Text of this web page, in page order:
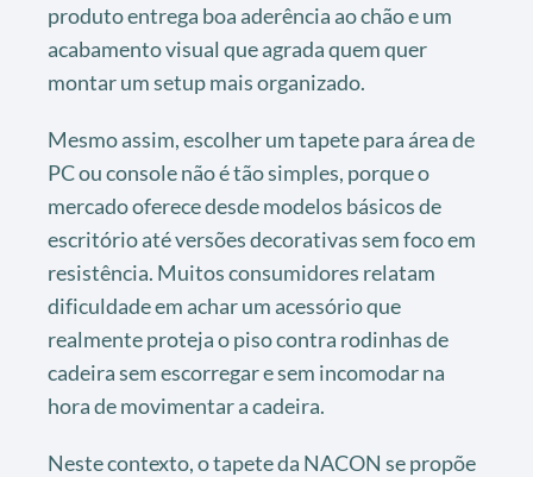
produto entrega boa aderência ao chão e um
acabamento visual que agrada quem quer
montar um setup mais organizado.
Mesmo assim, escolher um tapete para área de
PC ou console não é tão simples, porque o
mercado oferece desde modelos básicos de
escritório até versões decorativas sem foco em
resistência. Muitos consumidores relatam
dificuldade em achar um acessório que
realmente proteja o piso contra rodinhas de
cadeira sem escorregar e sem incomodar na
hora de movimentar a cadeira.
Neste contexto, o tapete da NACON se propõe